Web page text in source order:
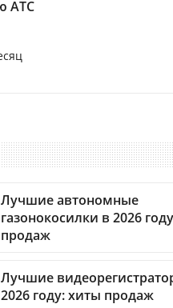
АТС
Лучшие автономные
газонокосилки в 2026
продаж
Лучшие
2026 году: хиты продаж